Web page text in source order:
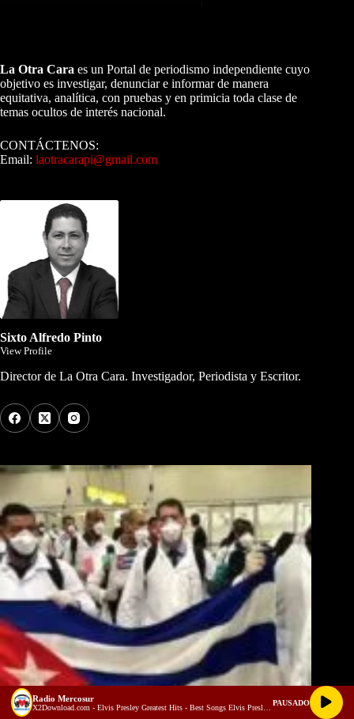
La Otra Cara es un Portal de periodismo independiente cuyo
objetivo es investigar, denunciar e informar de manera
equitativa, analítica, con pruebas y en primicia toda clase de
temas ocultos de interés nacional.
CONTÁCTENOS:
Email: laotracarapi@gmail.com
Sixto Alfredo Pinto
View Profile
Director de La Otra Cara. Investigador, Periodista y Escritor.
Radio Mercosur PAUSADO